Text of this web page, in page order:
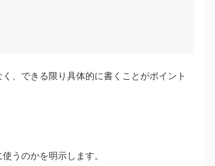
、できる限り具体的に書くことがポイント
うのかを明示します。